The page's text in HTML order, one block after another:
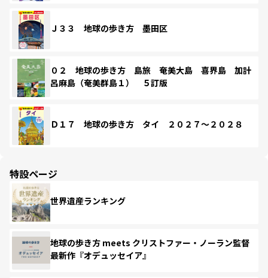
Ｊ３３ 地球の歩き方 墨田区
０２ 地球の歩き方 島旅 奄美大島 喜界島 加計
呂麻島（奄美群島１） ５訂版
Ｄ１７ 地球の歩き方 タイ ２０２７～２０２８
特設ページ
世界遺産ランキング
地球の歩き方 meets クリストファー・ノーラン監督
最新作『オデュッセイア』